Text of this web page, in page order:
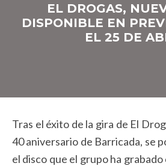
EL DROGAS,
DISPONIBLE EN
EL 25 DE
Tras el éxito de la gira de El
40 aniversario de Barricada, se
el disco que el grupo ha